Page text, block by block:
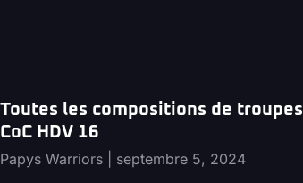
Toutes les compositions de troupes
CoC HDV 16
Papys Warriors
septembre 5, 2024